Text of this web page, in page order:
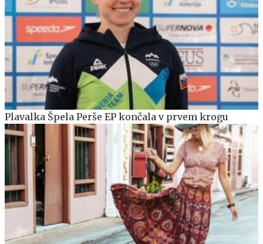
Plavalka Špela Perše EP končala v prvem krogu